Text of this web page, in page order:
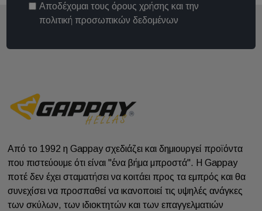
Αποδέχομαι τους όρους χρήσης και την
πολιτική προσωπικών δεδομένων
Από το 1992 η Gappay σχεδιάζει και δημιουργεί προϊόντα
που πιστεύουμε ότι είναι "ένα βήμα μπροστά". Η Gappay
ποτέ δεν έχει σταματήσει να κοιτάει προς τα εμπρός και θα
συνεχίσει να προσπαθεί να ικανοποιεί τις υψηλές ανάγκες
των σκύλων, των ιδιοκτητών και των επαγγελματιών